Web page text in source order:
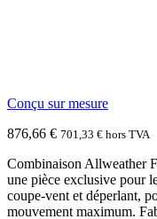
Conçu sur mesure
876,66 € 701,33 € hors TVA
Combinaison Allweather
une pièce exclusive pour
coupe-vent et déperlant,
mouvement maximum.